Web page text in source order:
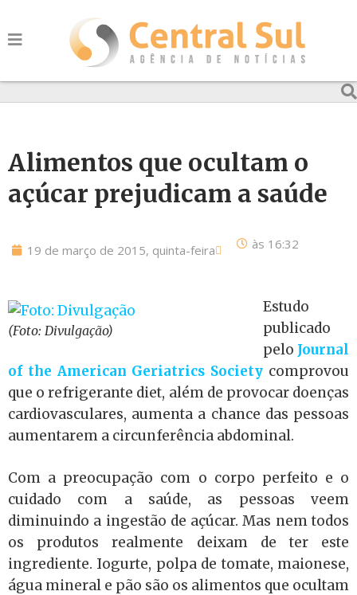
Alimentos que ocultam o
açúcar prejudicam a saúde
19 de março de 2015, quinta-feira às 16:32
(Foto: Divulgação)
Estudo
publicado
pelo Journal
of the American Geriatrics Society comprovou
que o refrigerante diet, além de provocar doenças
cardiovasculares, aumenta a chance das pessoas
aumentarem a circunferência abdominal.
Com a preocupação com o corpo perfeito e o
cuidado com a saúde, as pessoas veem
diminuindo a ingestão de açúcar. Mas nem todos
os produtos realmente deixam de ter este
ingrediente. Iogurte, polpa de tomate, maionese,
água mineral e pão são os alimentos que ocultam